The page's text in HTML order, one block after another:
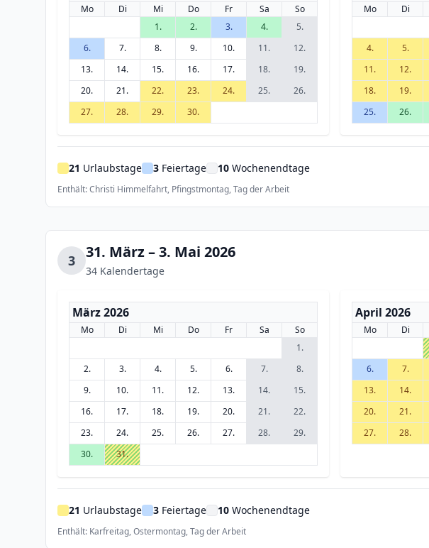
Mo Di Mi Do Fr Sa
So
1.
2. 3. 4.
5.
6.
7. 8. 9. 10. 11.
12.
13.
14. 15. 16. 17. 18.
19.
20.
21. 22. 23. 24. 25.
26.
27.
28. 29. 30.
Mo Di
4.
5.
11.
12.
18.
19.
25.
26.
21 Urlaubstage 3 Feiertage 10 Wochenendtage
Enthält: Christi Himmelfahrt, Pfingstmontag, Tag der Arbeit
3 31. März – 3. Mai 2026
34 Kalendertage
März 2026
Mo Di Mi Do Fr Sa
So
1.
2.
3. 4. 5. 6. 7.
8.
9.
10. 11. 12. 13. 14.
15.
16.
17. 18. 19. 20. 21.
22.
23.
24. 25. 26. 27. 28.
29.
30.
31.
April 2026
Mo Di
6.
7.
13.
14.
20.
21.
27.
28.
21 Urlaubstage 3 Feiertage 10 Wochenendtage
Enthält: Karfreitag, Ostermontag, Tag der Arbeit